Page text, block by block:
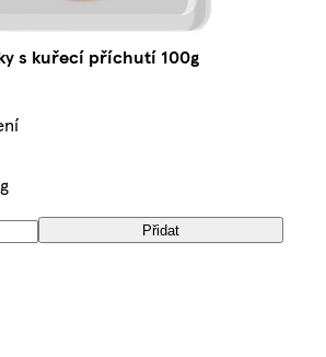
s kuřecí příchutí 100g
Přidat